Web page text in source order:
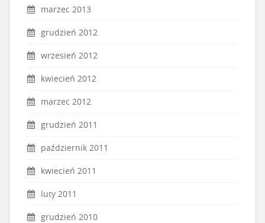
marzec 2013
grudzień 2012
wrzesień 2012
kwiecień 2012
marzec 2012
grudzień 2011
październik 2011
kwiecień 2011
luty 2011
grudzień 2010